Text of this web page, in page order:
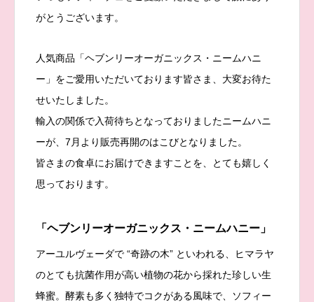
がとうございます。
人気商品「ヘブンリーオーガニックス・ニームハニ
ー」をご愛用いただいております皆さま、大変お待た
せいたしました。
輸入の関係で入荷待ちとなっておりましたニームハニ
ーが、7月より販売再開のはこびとなりました。
皆さまの食卓にお届けできますことを、とても嬉しく
思っております。
「ヘブンリーオーガニックス・ニームハニー」
アーユルヴェーダで “奇跡の木” といわれる、ヒマラヤ
のとても抗菌作用が高い植物の花から採れた珍しい生
蜂蜜。酵素も多く独特でコクがある風味で、ソフィー